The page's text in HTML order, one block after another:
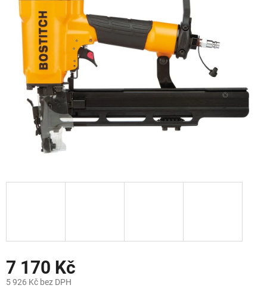
5
hvězdiček.
7 170 Kč
5 926 Kč bez DPH